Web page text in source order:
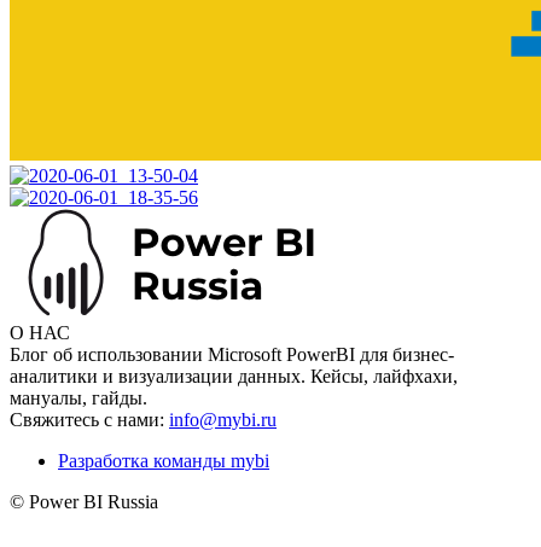
О НАС
Блог об использовании Microsoft PowerBI для бизнес-
аналитики и визуализации данных. Кейсы, лайфхахи,
мануалы, гайды.
Свяжитесь с нами: info@mybi.ru
Разработка команды mybi
© Power BI Russia